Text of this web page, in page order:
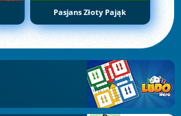
Pasjans Złoty Pająk